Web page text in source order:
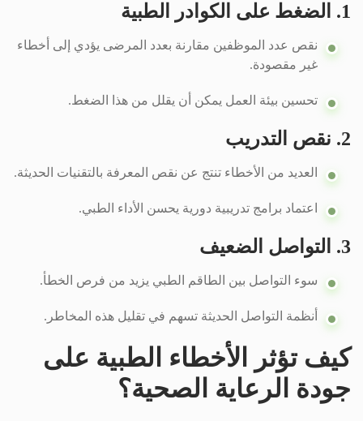
1. الضغط على الكوادر الطبية
نقص عدد الموظفين مقارنة بعدد المرضى يؤدي إلى أخطاء
غير مقصودة.
تحسين بيئة العمل يمكن أن يقلل من هذا الضغط.
2. نقص التدريب
العديد من الأخطاء تنتج عن نقص المعرفة بالتقنيات الحديثة.
اعتماد برامج تدريبية دورية يحسن الأداء الطبي.
3. التواصل الضعيف
سوء التواصل بين الطاقم الطبي يزيد من فرص الخطأ.
أنظمة التواصل الحديثة تسهم في تقليل هذه المخاطر.
كيف تؤثر الأخطاء الطبية على
جودة الرعاية الصحية؟